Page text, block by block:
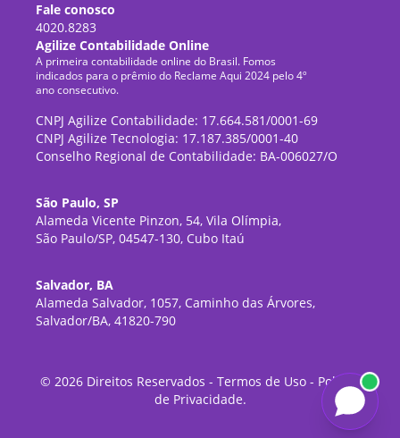
Fale conosco
4020.8283
Agilize Contabilidade Online
A primeira contabilidade online do Brasil. Fomos
indicados para o prêmio do Reclame Aqui 2024 pelo 4º
ano consecutivo.
CNPJ Agilize Contabilidade: 17.664.581/0001-69
CNPJ Agilize Tecnologia: 17.187.385/0001-40
Conselho Regional de Contabilidade: BA-006027/O
São Paulo, SP
Alameda Vicente Pinzon, 54, Vila Olímpia,
São Paulo/SP, 04547-130, Cubo Itaú
Salvador, BA
Alameda Salvador, 1057, Caminho das Árvores,
Salvador/BA, 41820-790
© 2026Direitos Reservados - Termos de Uso- Política
de Privacidade.